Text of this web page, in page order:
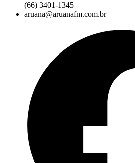
(66) 3401-1345
aruana@aruanafm.com.br